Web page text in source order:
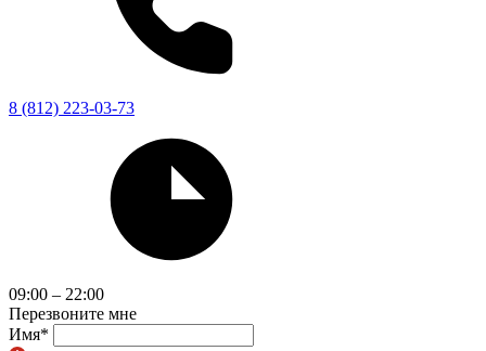
8 (812) 223-03-73
09:00 – 22:00
Перезвоните мне
Имя*